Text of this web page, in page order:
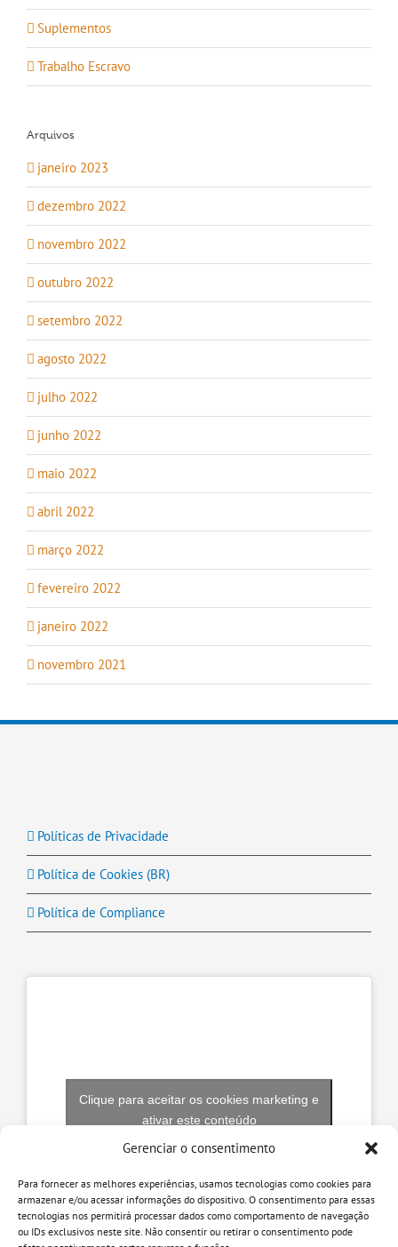
Gerenciar o consentimento
Para fornecer as melhores experiências, usamos tecnologias como cookies para
armazenar e/ou acessar informações do dispositivo. O consentimento para essas
tecnologias nos permitirá processar dados como comportamento de navegação
ou IDs exclusivos neste site. Não consentir ou retirar o consentimento pode
Suplementos
Trabalho Escravo
Arquivos
janeiro 2023
dezembro 2022
novembro 2022
outubro 2022
setembro 2022
agosto 2022
julho 2022
junho 2022
maio 2022
abril 2022
março 2022
fevereiro 2022
janeiro 2022
novembro 2021
Políticas de Privacidade
Política de Cookies (BR)
Política de Compliance
Clique para aceitar os cookies marketing e
ativar este conteúdo